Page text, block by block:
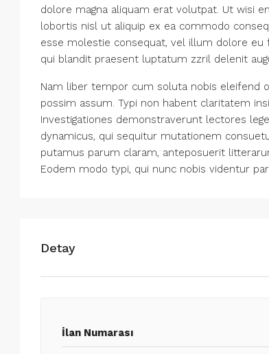
dolore magna aliquam erat volutpat. Ut wisi
lobortis nisl ut aliquip ex ea commodo
esse molestie consequat, vel illum dolore
qui blandit praesent luptatum zzril delenit
Nam liber tempor cum soluta nobis eleifend
possim assum. Typi non habent claritatem
Investigationes demonstraverunt lectores
dynamicus, qui sequitur mutationem
putamus parum claram, anteposuerit
Eodem modo typi, qui nunc nobis videntur
Detay
İlan Numarası